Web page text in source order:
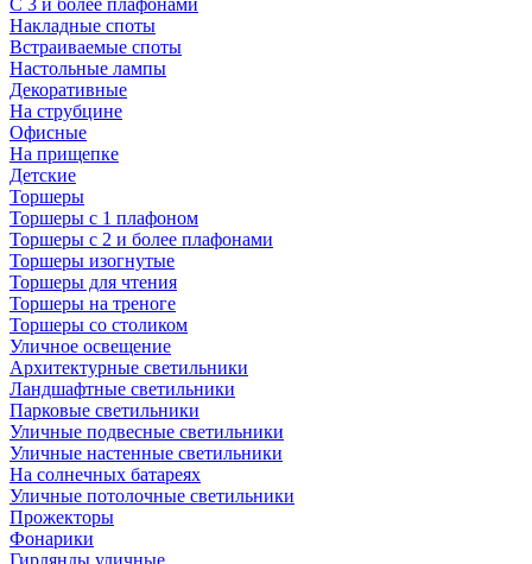
С 3 и более плафонами
Накладные споты
Встраиваемые споты
Настольные лампы
Декоративные
На струбцине
Офисные
На прищепке
Детские
Торшеры
Торшеры с 1 плафоном
Торшеры с 2 и более плафонами
Торшеры изогнутые
Торшеры для чтения
Торшеры на треноге
Торшеры со столиком
Уличное освещение
Архитектурные светильники
Ландшафтные светильники
Парковые светильники
Уличные подвесные светильники
Уличные настенные светильники
На солнечных батареях
Уличные потолочные светильники
Прожекторы
Фонарики
Гирлянды уличные